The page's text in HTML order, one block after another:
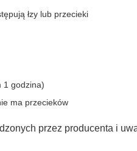
łzy lub przecieki
1 godzina)
ma przecieków
przez producenta i